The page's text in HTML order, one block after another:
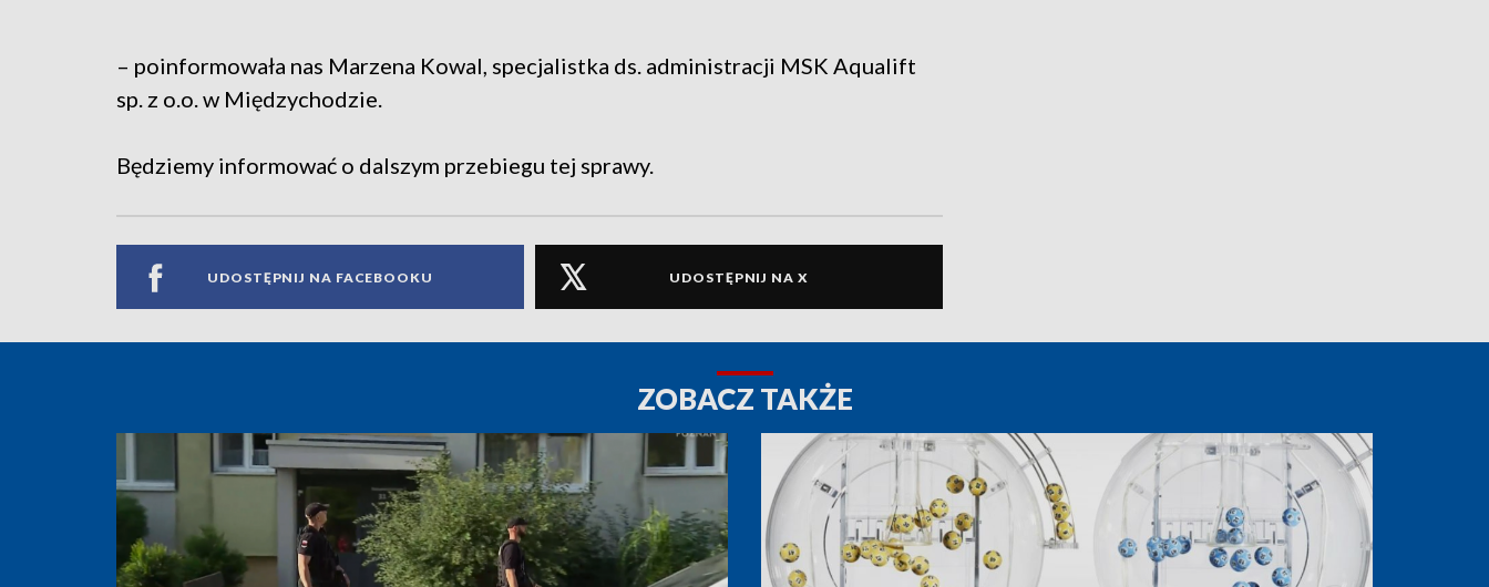
– poinformowała nas Marzena Kowal, specjalistka ds. administracji MSK Aqualift
sp. z o.o. w Międzychodzie.
Będziemy informować o dalszym przebiegu tej sprawy.
UDOSTĘPNIJ NA FACEBOOKU UDOSTĘPNIJ NA X
ZOBACZ TAKŻE